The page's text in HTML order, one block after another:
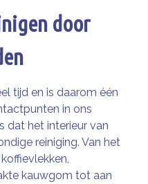
door
tijd en is daarom één
in ons
dat het interieur van
reiniging. Van het
kauwgom tot aan